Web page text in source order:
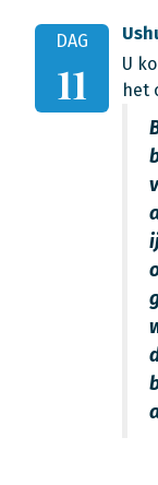
DAG
11
U
het